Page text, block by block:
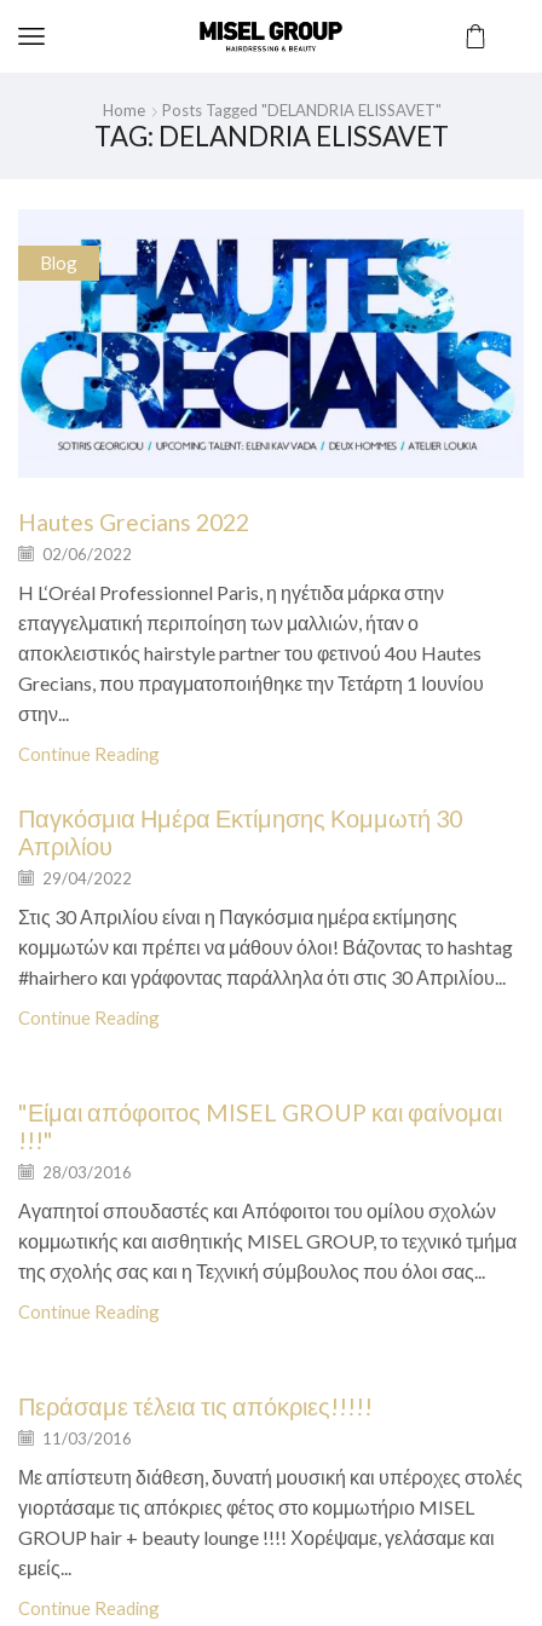
Home Posts Tagged "DELANDRIA ELISSAVET"
TAG: DELANDRIA ELISSAVET
Blog
Hautes Grecians 2022
02/06/2022
H L‘Oréal Professionnel Paris, η ηγέτιδα μάρκα στην
επαγγελματική περιποίηση των μαλλιών, ήταν ο
αποκλειστικός hairstyle partner του φετινού 4ου Hautes
Grecians, που πραγματοποιήθηκε την Τετάρτη 1 Ιουνίου
στην...
Continue Reading
Παγκόσμια Ημέρα Εκτίμησης Κομμωτή 30
Απριλίου
29/04/2022
Στις 30 Απριλίου είναι η Παγκόσμια ημέρα εκτίμησης
κομμωτών και πρέπει να μάθουν όλοι! Βάζοντας το hashtag
#hairhero και γράφοντας παράλληλα ότι στις 30 Απριλίου...
Continue Reading
Blog
"Είμαι απόφοιτος MISEL GROUP και φαίνομαι
!!!"
28/03/2016
Αγαπητοί σπουδαστές και Απόφοιτοι του ομίλου σχολών
κομμωτικής και αισθητικής MISEL GROUP, το τεχνικό τμήμα
της σχολής σας και η Τεχνική σύμβουλος που όλοι σας...
Continue Reading
Blog
Περάσαμε τέλεια τις απόκριες!!!!!
11/03/2016
Με απίστευτη διάθεση, δυνατή μουσική και υπέροχες στολές
γιορτάσαμε τις απόκριες φέτος στο κομμωτήριο MISEL
GROUP hair + beauty lounge !!!! Χορέψαμε, γελάσαμε και
εμείς...
Continue Reading